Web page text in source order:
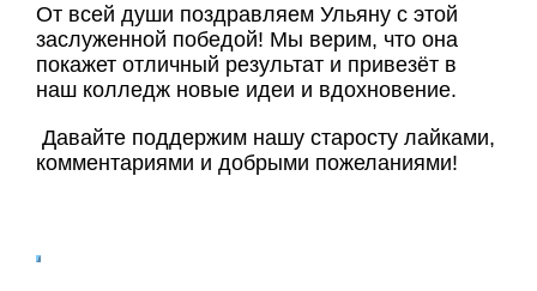
От всей души поздравляем Ульяну с этой
заслуженной победой! Мы верим, что она
покажет отличный результат и привезёт в
наш колледж новые идеи и вдохновение.
Давайте поддержим нашу старосту лайками,
комментариями и добрыми пожеланиями!